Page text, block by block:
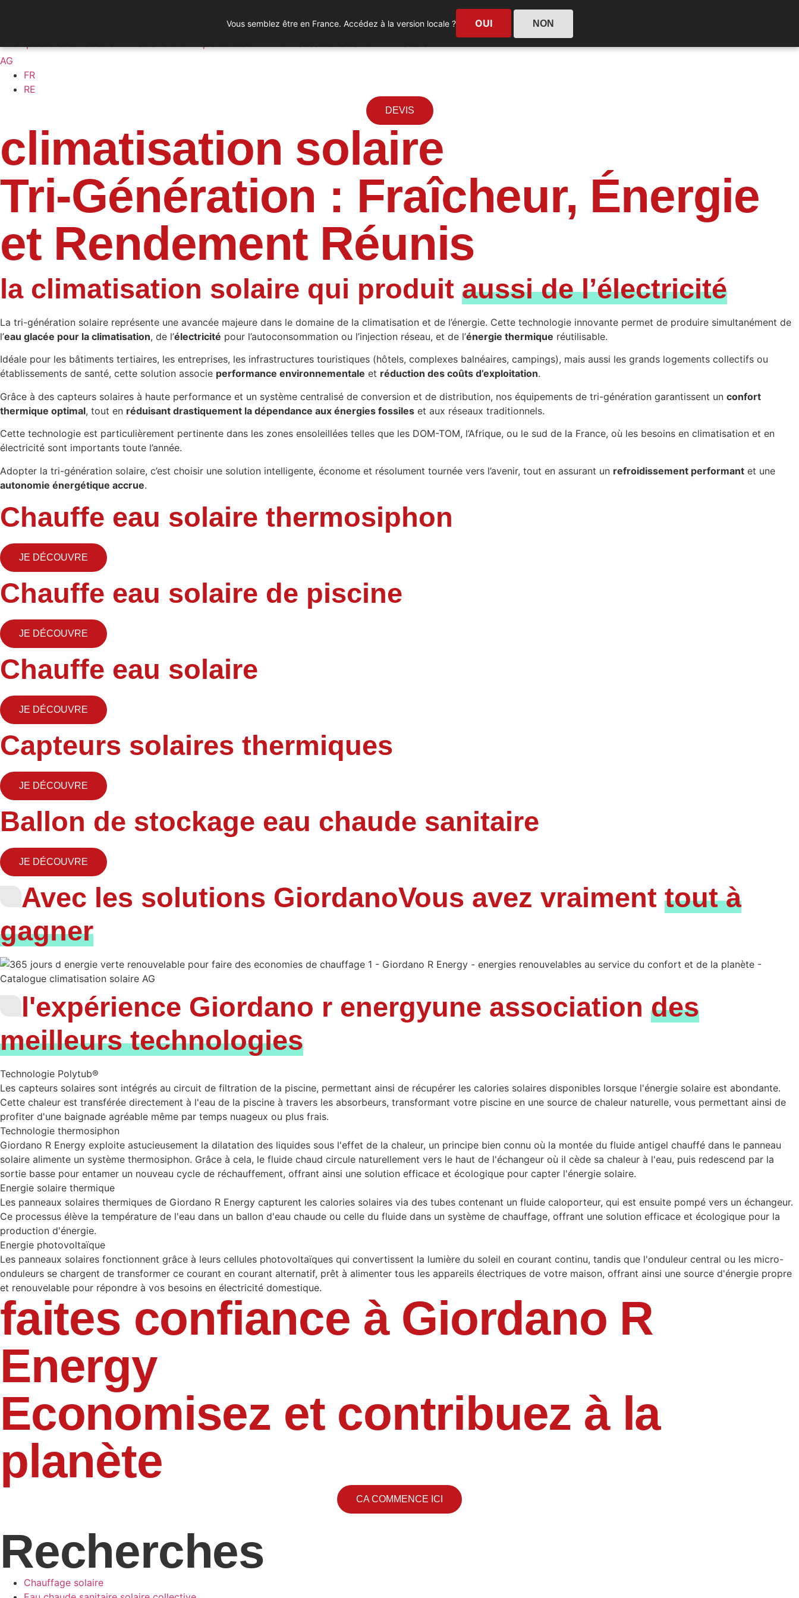
AG
FR
RE
DEVIS
climatisation solaire
Tri-Génération : Fraîcheur, Énergie
et Rendement Réunis
la climatisation solaire qui produit aussi de l’électricité
La tri-génération solaire représente une avancée majeure dans le domaine de la climatisation et de l’énergie. Cette technologie innovante permet de produire simultanément de
l’eau glacée pour la climatisation, de l’électricité pour l’autoconsommation ou l’injection réseau, et de l’énergie thermique réutilisable.
Idéale pour les bâtiments tertiaires, les entreprises, les infrastructures touristiques (hôtels, complexes balnéaires, campings), mais aussi les grands logements collectifs ou
établissements de santé, cette solution associe performance environnementale et réduction des coûts d’exploitation.
Grâce à des capteurs solaires à haute performance et un système centralisé de conversion et de distribution, nos équipements de tri-génération garantissent un confort
thermique optimal, tout en réduisant drastiquement la dépendance aux énergies fossiles et aux réseaux traditionnels.
Cette technologie est particulièrement pertinente dans les zones ensoleillées telles que les DOM-TOM, l’Afrique, ou le sud de la France, où les besoins en climatisation et en
électricité sont importants toute l’année.
Adopter la tri-génération solaire, c’est choisir une solution intelligente, économe et résolument tournée vers l’avenir, tout en assurant un refroidissement performant et une
autonomie énergétique accrue.
Chauffe eau solaire thermosiphon
JE DÉCOUVRE
Chauffe eau solaire de piscine
JE DÉCOUVRE
Chauffe eau solaire
JE DÉCOUVRE
Capteurs solaires thermiques
JE DÉCOUVRE
Ballon de stockage eau chaude sanitaire
JE DÉCOUVRE
Avec les solutions GiordanoVous avez vraiment tout à
gagner
l'expérience Giordano r energyune association des
meilleurs technologies
Technologie Polytub®
Les capteurs solaires sont intégrés au circuit de filtration de la piscine, permettant ainsi de récupérer les calories solaires disponibles lorsque l'énergie solaire est abondante.
Cette chaleur est transférée directement à l'eau de la piscine à travers les absorbeurs, transformant votre piscine en une source de chaleur naturelle, vous permettant ainsi de
profiter d'une baignade agréable même par temps nuageux ou plus frais.
Technologie thermosiphon
Giordano R Energy exploite astucieusement la dilatation des liquides sous l'effet de la chaleur, un principe bien connu où la montée du fluide antigel chauffé dans le panneau
solaire alimente un système thermosiphon. Grâce à cela, le fluide chaud circule naturellement vers le haut de l'échangeur où il cède sa chaleur à l'eau, puis redescend par la
sortie basse pour entamer un nouveau cycle de réchauffement, offrant ainsi une solution efficace et écologique pour capter l'énergie solaire.
Energie solaire thermique
Les panneaux solaires thermiques de Giordano R Energy capturent les calories solaires via des tubes contenant un fluide caloporteur, qui est ensuite pompé vers un échangeur.
Ce processus élève la température de l'eau dans un ballon d'eau chaude ou celle du fluide dans un système de chauffage, offrant une solution efficace et écologique pour la
production d'énergie.
Energie photovoltaïque
Les panneaux solaires fonctionnent grâce à leurs cellules photovoltaïques qui convertissent la lumière du soleil en courant continu, tandis que l'onduleur central ou les micro-
onduleurs se chargent de transformer ce courant en courant alternatif, prêt à alimenter tous les appareils électriques de votre maison, offrant ainsi une source d'énergie propre
et renouvelable pour répondre à vos besoins en électricité domestique.
faites confiance à Giordano R
Energy
Economisez et contribuez à la
planète
CA COMMENCE ICI
Recherches
Chauffage solaire
Vous semblez être en France. Accédez à la version locale ? OUI NON